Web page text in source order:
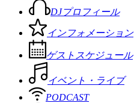
DJプロフィール
インフォメーション
ゲストスケジュール
イベント・ライブ
PODCAST